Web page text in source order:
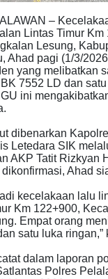
–
Lintas Timur Km
Lesung,
Ahad pagi (1/3/
yang melibatkan
7552 LD dan
ini
dibenarkan
Letedara SIK
AKP Tatit Rizkyan
Ahad
kecelakaan lalu
Km 122+900,
Empat orang
satu luka ringan,”
dalam laporan
Polres